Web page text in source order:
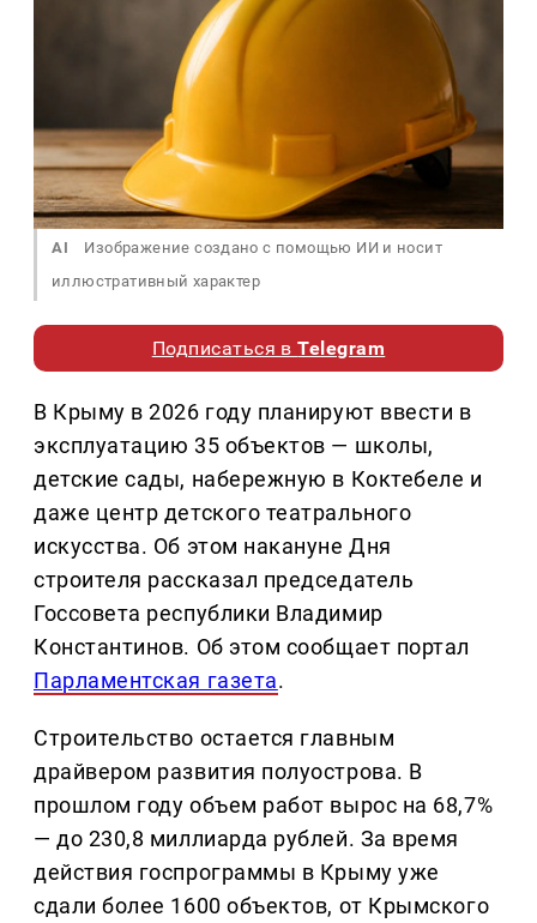
AI
Изображение создано с помощью ИИ и носит
иллюстративный характер
Подписаться вTelegram
В Крыму в 2026 году планируют ввести в
эксплуатацию 35 объектов — школы,
детские сады, набережную в Коктебеле и
даже центр детского театрального
искусства. Об этом накануне Дня
строителя рассказал председатель
Госсовета республики Владимир
Константинов. Об этом сообщает портал
Парламентская газета.
Строительство остается главным
драйвером развития полуострова. В
прошлом году объем работ вырос на 68,7%
— до 230,8 миллиарда рублей. За время
действия госпрограммы в Крыму уже
сдали более 1600 объектов, от Крымского